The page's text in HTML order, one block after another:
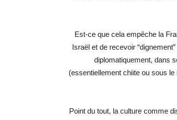
Est-ce que cela empêche la
Israël et de recevoir
diplomatiquement, dans
(essentiellement chiite ou sous le
Point du tout, la culture comme